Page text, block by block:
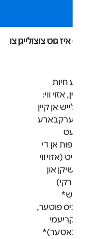
איז גוט צוצולייגן צו
חיות
אזוי ווי:
פלייש אן קיין
מערקבארע
פעט
עופות אן די
הויט (אזוי ווי
טשיקן און
טורקי)
פיש*
ניס פוטער,
קריעמי
באטער)*